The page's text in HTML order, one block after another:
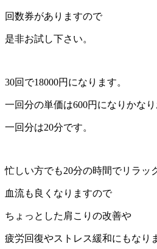
回数券がありますので
是非お試し下さい。
30回で18000円になります。
一回分の単価は600円になりかなり
一回分は20分です。
忙しい方でも20分の時間でリラッ
血流も良くなりますので
ちょっとした肩こりの改善や
疲労回復やストレス緩和にもなり